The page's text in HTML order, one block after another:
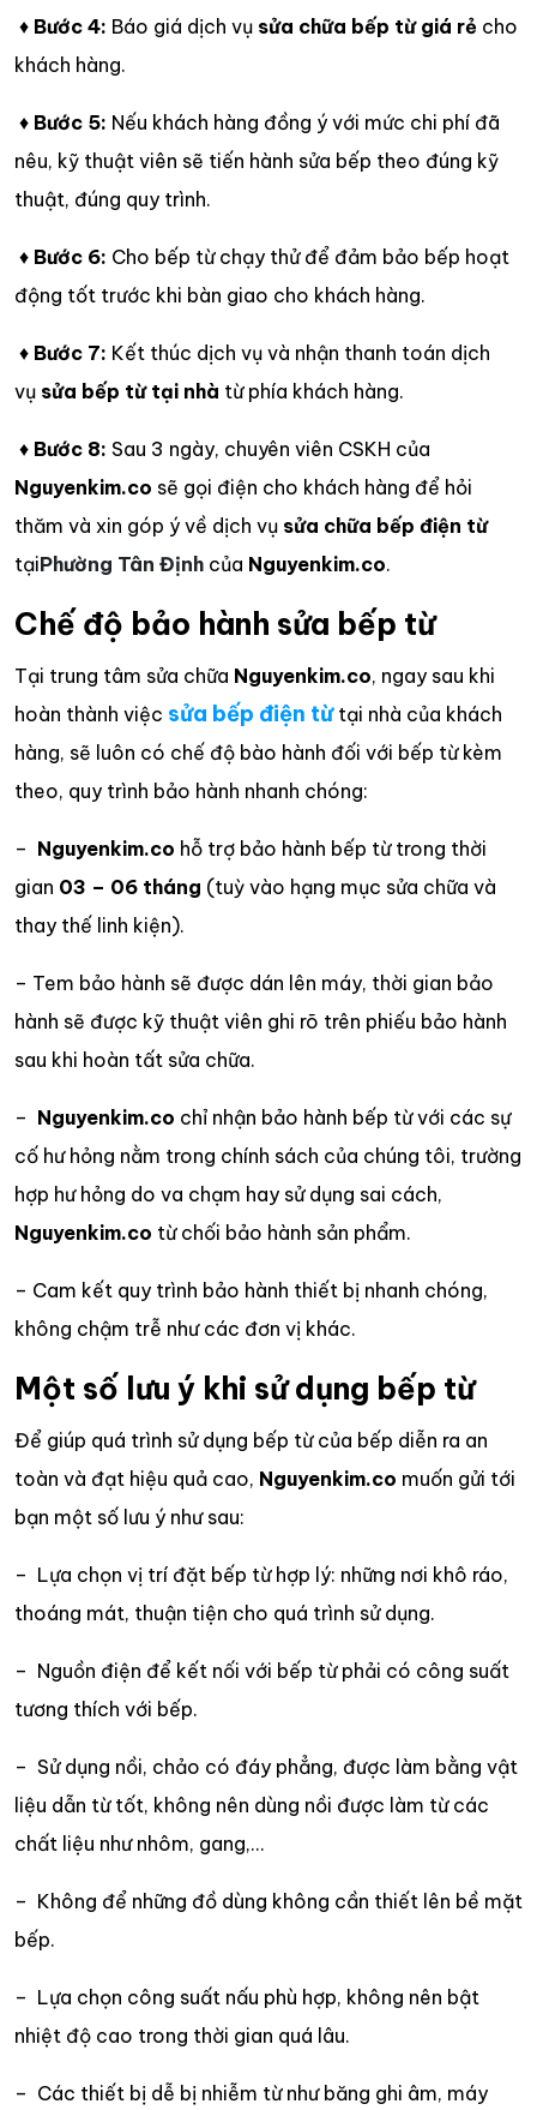
♦ Bước 4: Báo giá dịch vụ sửa chữa bếp từ giá rẻ cho
khách hàng.
♦ Bước 5: Nếu khách hàng đồng ý với mức chi phí đã
nêu, kỹ thuật viên sẽ tiến hành sửa bếp theo đúng kỹ
thuật, đúng quy trình.
♦ Bước 6: Cho bếp từ chạy thử để đảm bảo bếp hoạt
động tốt trước khi bàn giao cho khách hàng.
♦ Bước 7: Kết thúc dịch vụ và nhận thanh toán dịch
vụ sửa bếp từ tại nhà từ phía khách hàng.
♦ Bước 8: Sau 3 ngày, chuyên viên CSKH của
Nguyenkim.co sẽ gọi điện cho khách hàng để hỏi
thăm và xin góp ý về dịch vụ sửa chữa bếp điện từ
tạiPhường Tân Định của Nguyenkim.co.
Chế độ bảo hành sửa bếp từ
Tại trung tâm sửa chữa Nguyenkim.co, ngay sau khi
hoàn thành việc sửa bếp điện từtại nhà của khách
hàng, sẽ luôn có chế độ bào hành đối với bếp từ kèm
theo, quy trình bảo hành nhanh chóng:
– Nguyenkim.co hỗ trợ bảo hành bếp từ trong thời
gian 03 – 06 tháng (tuỳ vào hạng mục sửa chữa và
thay thế linh kiện).
– Tem bảo hành sẽ được dán lên máy, thời gian bảo
hành sẽ được kỹ thuật viên ghi rõ trên phiếu bảo hành
sau khi hoàn tất sửa chữa.
– Nguyenkim.co chỉ nhận bảo hành bếp từ với các sự
cố hư hỏng nằm trong chính sách của chúng tôi, trường
hợp hư hỏng do va chạm hay sử dụng sai cách,
Nguyenkim.co từ chối bảo hành sản phẩm.
– Cam kết quy trình bảo hành thiết bị nhanh chóng,
không chậm trễ như các đơn vị khác.
Một số lưu ý khi sử dụng bếp từ
Để giúp quá trình sử dụng bếp từ của bếp diễn ra an
toàn và đạt hiệu quả cao, Nguyenkim.co muốn gửi tới
bạn một số lưu ý như sau:
– Lựa chọn vị trí đặt bếp từ hợp lý: những nơi khô ráo,
thoáng mát, thuận tiện cho quá trình sử dụng.
– Nguồn điện để kết nối với bếp từ phải có công suất
tương thích với bếp.
– Sử dụng nồi, chảo có đáy phẳng, được làm bằng vật
liệu dẫn từ tốt, không nên dùng nồi được làm từ các
chất liệu như nhôm, gang,…
– Không để những đồ dùng không cần thiết lên bề mặt
bếp.
– Lựa chọn công suất nấu phù hợp, không nên bật
nhiệt độ cao trong thời gian quá lâu.
– Các thiết bị dễ bị nhiễm từ như băng ghi âm, máy